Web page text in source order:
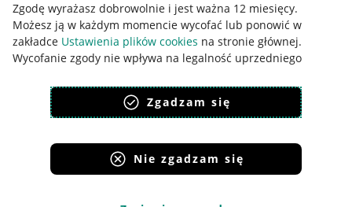
Zgodę wyrażasz dobrowolnie i jest ważna 12 miesięcy.
Możesz ją w każdym momencie wycofać lub ponowić w
zakładce Ustawienia plików cookies na stronie głównej.
Wycofanie zgody nie wpływa na legalność uprzedniego
polityka plików cookies
polityka ochrony prywatności
Zgadzam się
Nie zgadzam się
Korzystanie z serwisu oznacza akceptacjęregulaminu